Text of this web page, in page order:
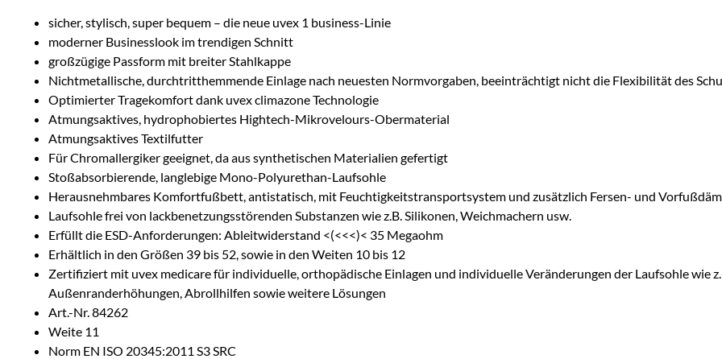
sicher, stylisch, super bequem – die neue uvex 1 business-Linie
moderner Businesslook im trendigen Schnitt
großzügige Passform mit breiter Stahlkappe
Nichtmetallische, durchtritthemmende Einlage nach neuesten Normvorgaben, beeinträchtigt nicht die Flexibilität des
Optimierter Tragekomfort dank uvex climazone Technologie
Atmungsaktives, hydrophobiertes Hightech-Mikrovelours-Obermaterial
Atmungsaktives Textilfutter
Für Chromallergiker geeignet, da aus synthetischen Materialien gefertigt
Stoßabsorbierende, langlebige Mono-Polyurethan-Laufsohle
Herausnehmbares Komfortfußbett, antistatisch, mit Feuchtigkeitstransportsystem und zusätzlich Fersen- und
Laufsohle frei von lackbenetzungsstörenden Substanzen wie z.B. Silikonen, Weichmachern usw.
Erfüllt die ESD-Anforderungen: Ableitwiderstand <(<<<)< 35 Megaohm
Erhältlich in den Größen 39 bis 52, sowie in den Weiten 10 bis 12
Zertifiziert mit uvex medicare für individuelle, orthopädische Einlagen und individuelle Veränderungen der Laufsohle wie
Außenranderhöhungen, Abrollhilfen sowie weitere Lösungen
Art.-Nr. 84262
Weite 11
Norm EN ISO 20345:2011 S3 SRC